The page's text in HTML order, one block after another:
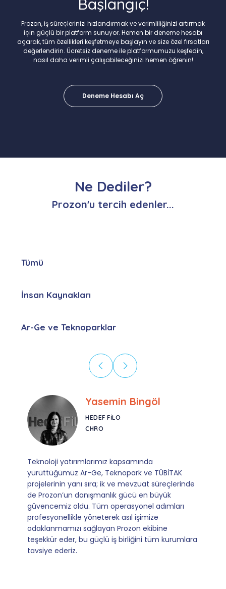
Başlangıç!
Prozon, iş süreçlerinizi hızlandırmak ve verimliliğinizi artırmak
için güçlü bir platform sunuyor. Hemen bir deneme hesabı
açarak, tüm özellikleri keşfetmeye başlayın ve size özel fırsatları
değerlendirin. Ücretsiz deneme ile platformumuzu keşfedin,
nasıl daha verimli çalışabileceğinizi hemen öğrenin!
Deneme Hesabı Aç
Ne Dediler?
Prozon'u tercih edenler...
Tümü
İnsan Kaynakları
Ar-Ge ve Teknoparklar
Ebru Kural
CORESYS
SATIŞ YÖNETICISI
Mevzuata uyum, başvuru ve izleme adımlarında
sağladıkları kusursuz yönlendirme sayesinde artık
operasyonlarımızı sıfır kaygı ve tam güvenle
yürütüyoruz. İş birliğimizi bizim için asıl değerli
kılan ise; ihtiyaç duyduğumuz her an ulaşılabilir
olmaları ve sorularımıza aldığımız hızlı geri
dönüşler.